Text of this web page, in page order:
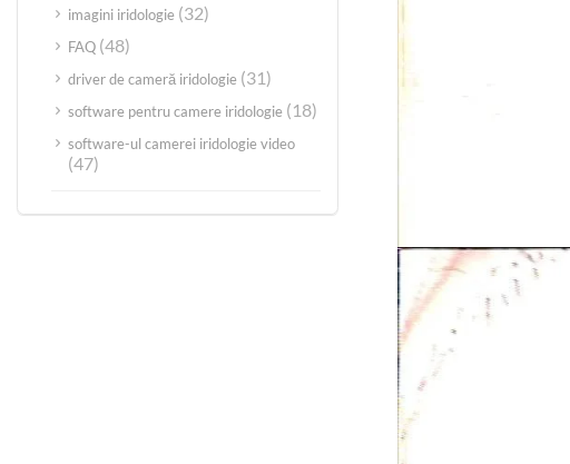
imagini iridologie (32)
FAQ (48)
driver de cameră iridologie (31)
software pentru camere iridologie (18)
software-ul camerei iridologie video
(47)